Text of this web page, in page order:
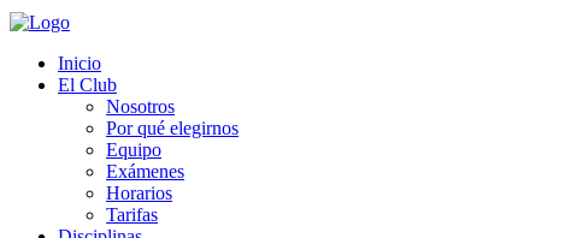
Inicio
El Club
Nosotros
Por qué elegirnos
Equipo
Exámenes
Horarios
Tarifas